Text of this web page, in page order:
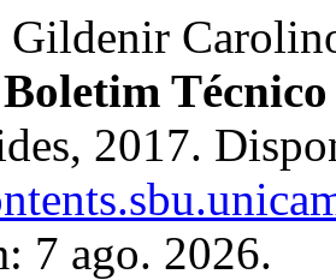
Boletim
2017.
7 ago. 2026.